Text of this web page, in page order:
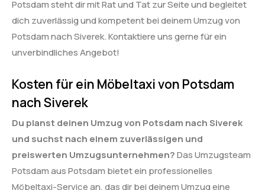
Potsdam steht dir mit Rat und Tat zur Seite und begleitet
dich zuverlässig und kompetent bei deinem Umzug von
Potsdam nach Siverek. Kontaktiere uns gerne für ein
unverbindliches Angebot!
Kosten für ein Möbeltaxi von Potsdam
nach Siverek
Du planst deinen Umzug von Potsdam nach Siverek
und suchst nach einem zuverlässigen und
preiswerten Umzugsunternehmen?Das Umzugsteam
Potsdam aus Potsdam bietet ein professionelles
Möbeltaxi-Service an, das dir bei deinem Umzug eine